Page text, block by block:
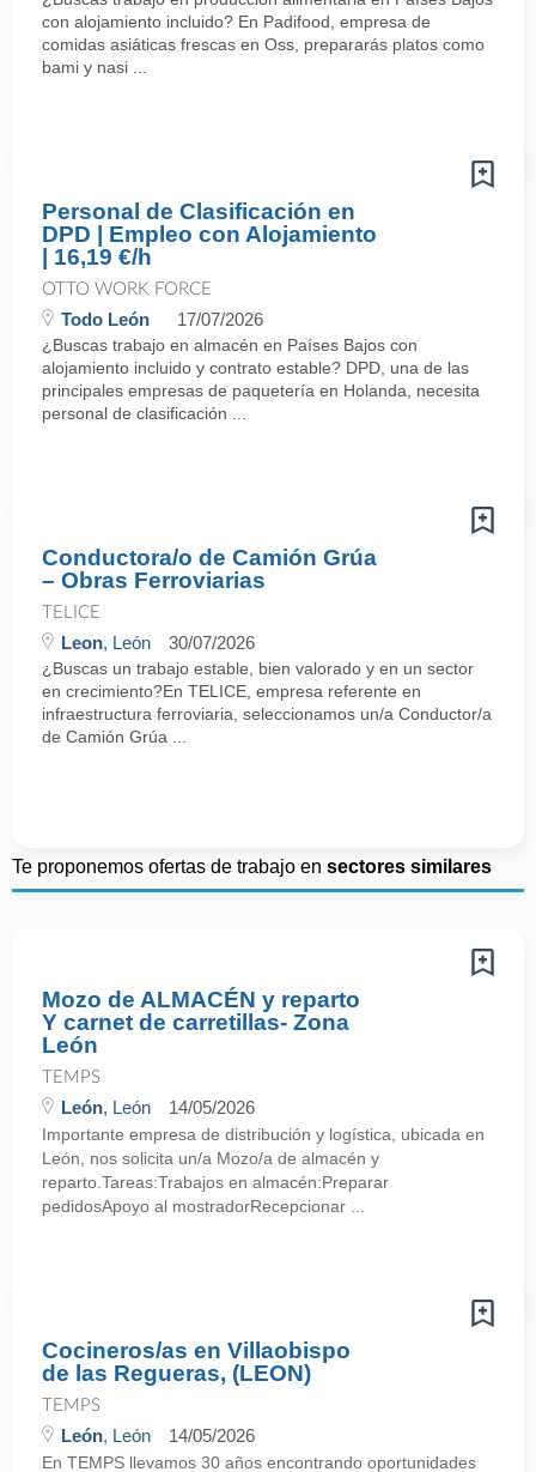
con alojamiento incluido? En Padifood, empresa de
comidas asiáticas frescas en Oss, prepararás platos como
bami y nasi ...
Personal de Clasificación en
DPD | Empleo con Alojamiento
| 16,19 €/h
OTTO WORK FORCE
Todo León 17/07/2026
¿Buscas trabajo en almacén en Países Bajos con
alojamiento incluido y contrato estable? DPD, una de las
principales empresas de paquetería en Holanda, necesita
personal de clasificación ...
Conductora/o de Camión Grúa
– Obras Ferroviarias
TELICE
Leon, León 30/07/2026
¿Buscas un trabajo estable, bien valorado y en un sector
en crecimiento?En TELICE, empresa referente en
infraestructura ferroviaria, seleccionamos un/a Conductor/a
de Camión Grúa ...
Te proponemos ofertas de trabajo en sectores similares
Mozo de ALMACÉN y reparto
Y carnet de carretillas- Zona
León
TEMPS
León, León 14/05/2026
Importante empresa de distribución y logística, ubicada en
León, nos solicita un/a Mozo/a de almacén y
reparto.Tareas:Trabajos en almacén:Preparar
pedidosApoyo al mostradorRecepcionar ...
Cocineros/as en Villaobispo
de las Regueras, (LEON)
TEMPS
León, León 14/05/2026
En TEMPS llevamos 30 años encontrando oportunidades